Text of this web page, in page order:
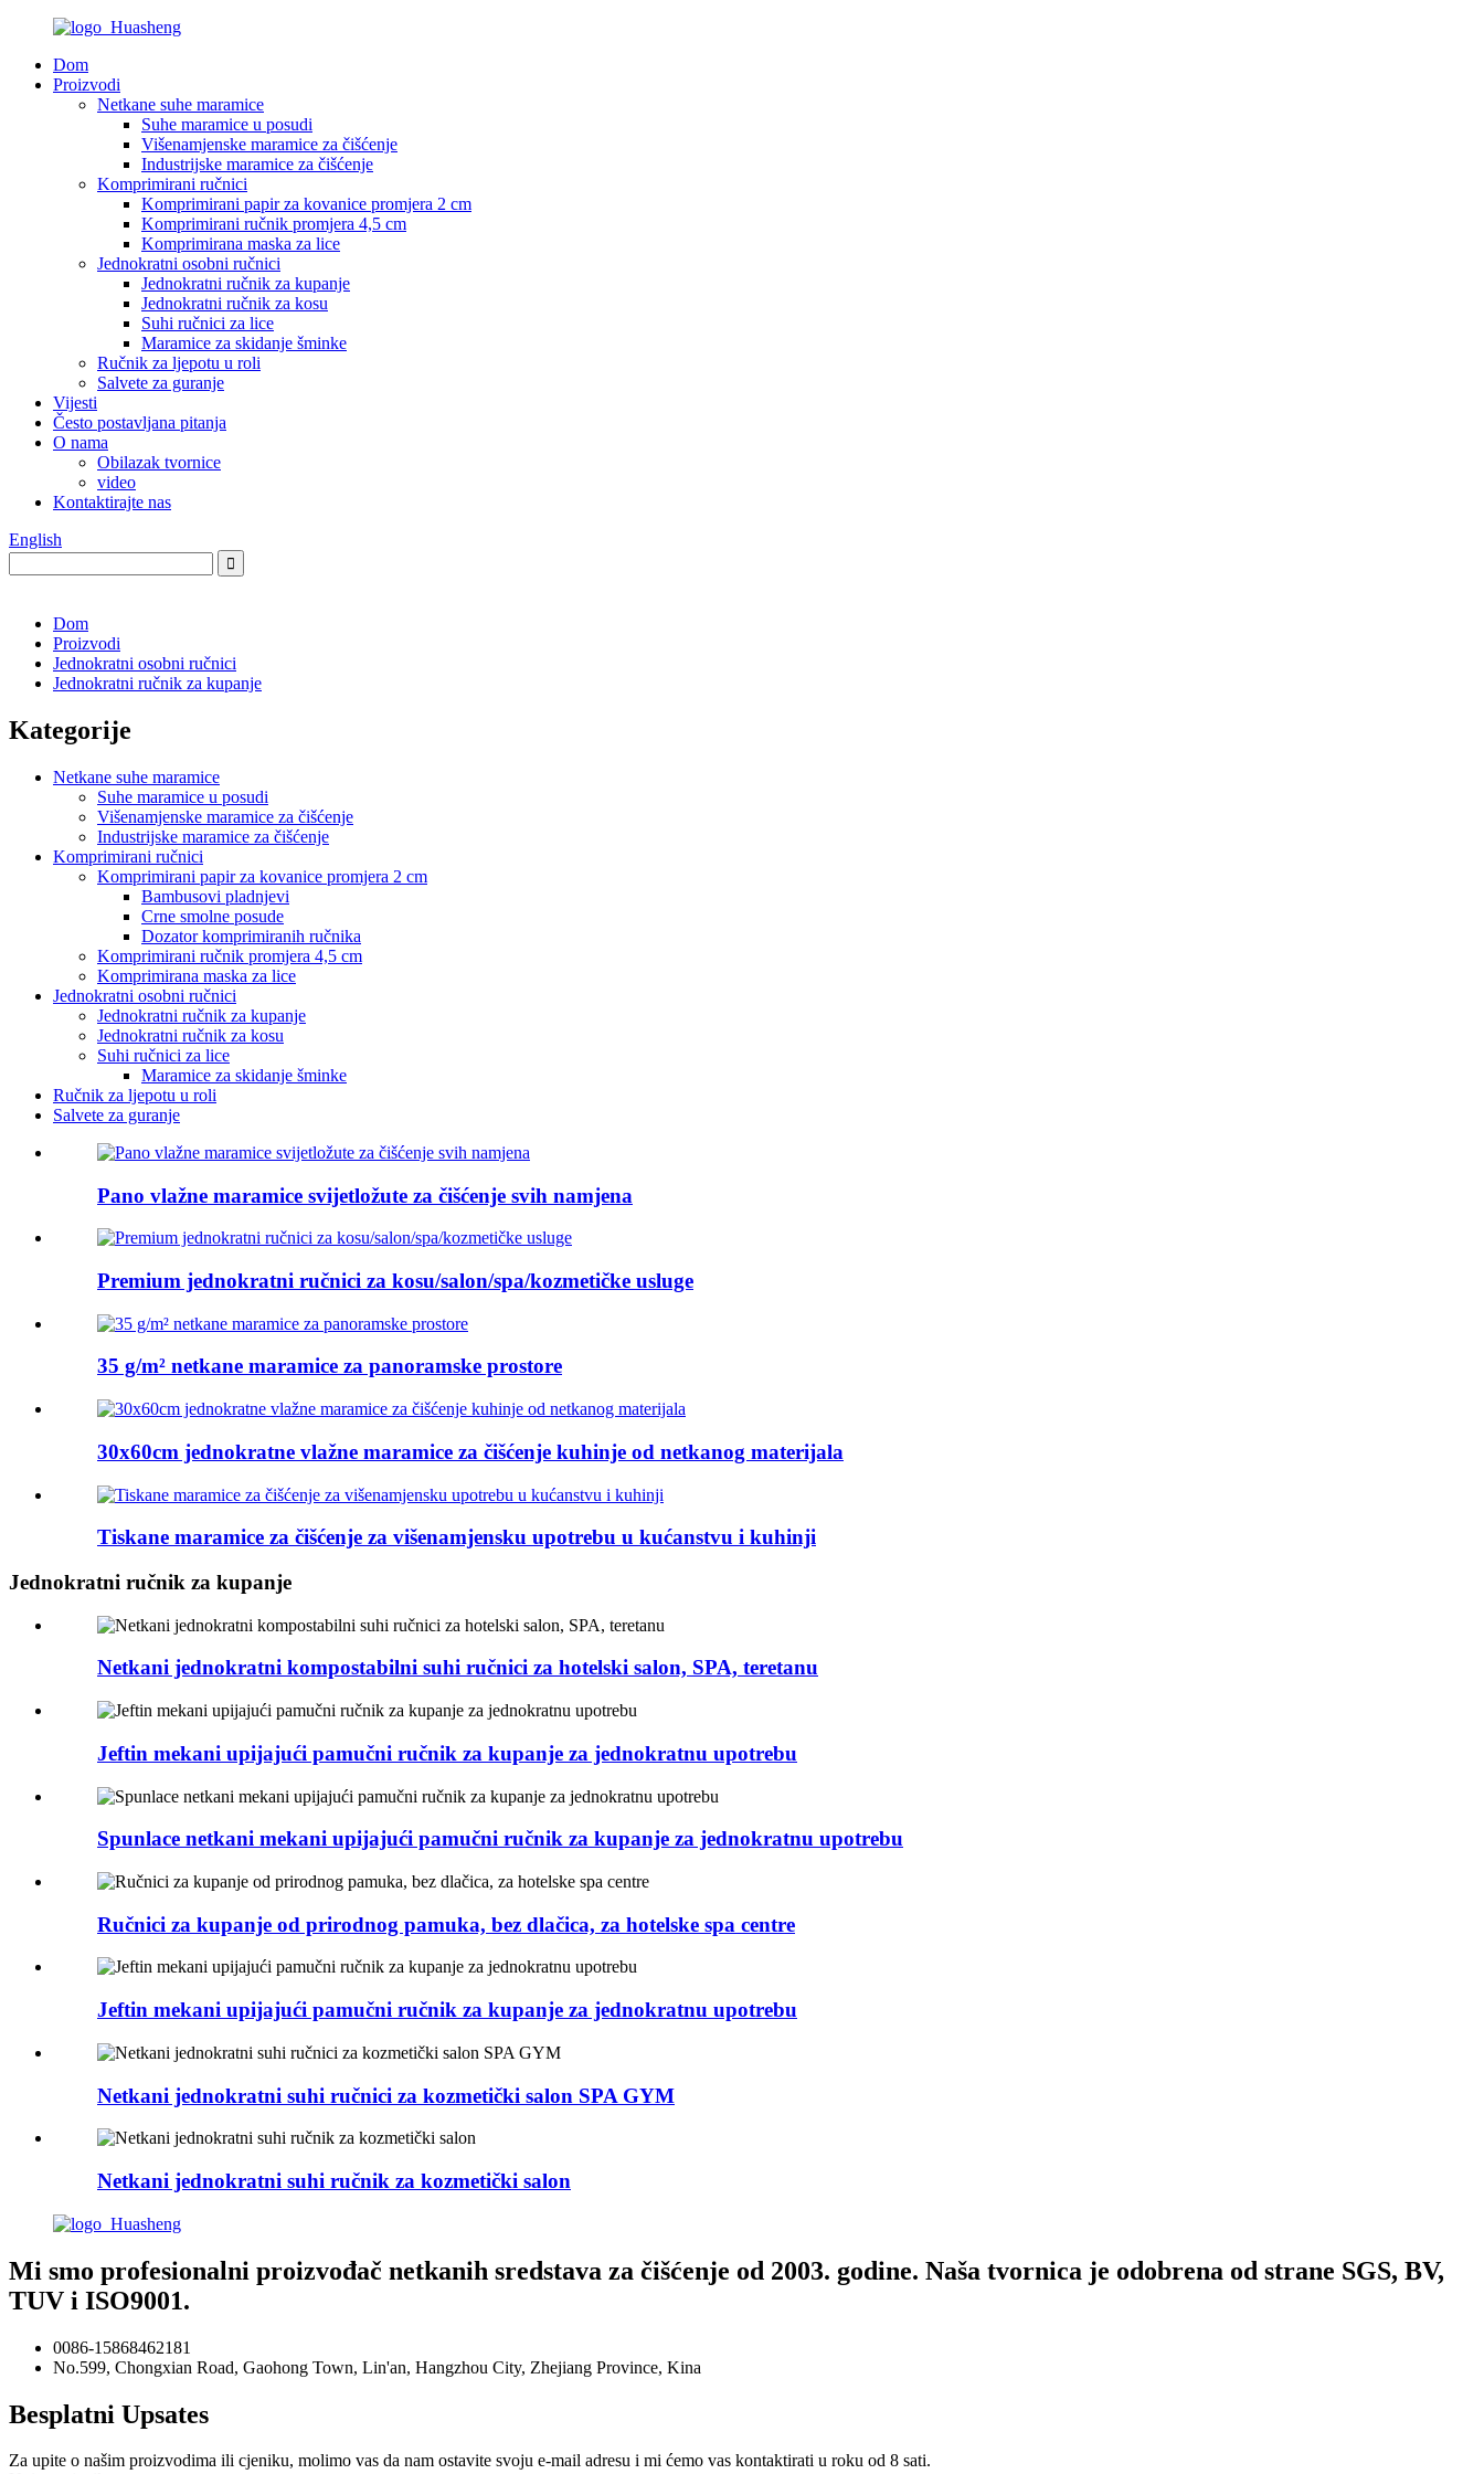
Dom
Proizvodi
Netkane suhe maramice
Suhe maramice u posudi
Višenamjenske maramice za čišćenje
Industrijske maramice za čišćenje
Komprimirani ručnici
Komprimirani papir za kovanice promjera 2 cm
Komprimirani ručnik promjera 4,5 cm
Komprimirana maska ​​za lice
Jednokratni osobni ručnici
Jednokratni ručnik za kupanje
Jednokratni ručnik za kosu
Suhi ručnici za lice
Maramice za skidanje šminke
Ručnik za ljepotu u roli
Salvete za guranje
Vijesti
Često postavljana pitanja
O nama
Obilazak tvornice
video
Kontaktirajte nas
English
Dom
Proizvodi
Jednokratni osobni ručnici
Jednokratni ručnik za kupanje
Kategorije
Netkane suhe maramice
Suhe maramice u posudi
Višenamjenske maramice za čišćenje
Industrijske maramice za čišćenje
Komprimirani ručnici
Komprimirani papir za kovanice promjera 2 cm
Bambusovi pladnjevi
Crne smolne posude
Dozator komprimiranih ručnika
Komprimirani ručnik promjera 4,5 cm
Komprimirana maska ​​za lice
Jednokratni osobni ručnici
Jednokratni ručnik za kupanje
Jednokratni ručnik za kosu
Suhi ručnici za lice
Maramice za skidanje šminke
Ručnik za ljepotu u roli
Salvete za guranje
Pano vlažne maramice svijetložute za čišćenje svih namjena
Premium jednokratni ručnici za kosu/salon/spa/kozmetičke usluge
35 g/m² netkane maramice za panoramske prostore
30x60cm jednokratne vlažne maramice za čišćenje kuhinje od netkanog materijala
Tiskane maramice za čišćenje za višenamjensku upotrebu u kućanstvu i kuhinji
Jednokratni ručnik za kupanje
Netkani jednokratni kompostabilni suhi ručnici za hotelski salon, SPA, teretanu
Jeftin mekani upijajući pamučni ručnik za kupanje za jednokratnu upotrebu
Spunlace netkani mekani upijajući pamučni ručnik za kupanje za jednokratnu upotrebu
Ručnici za kupanje od prirodnog pamuka, bez dlačica, za hotelske spa centre
Jeftin mekani upijajući pamučni ručnik za kupanje za jednokratnu upotrebu
Netkani jednokratni suhi ručnici za kozmetički salon SPA GYM
Netkani jednokratni suhi ručnik za kozmetički salon
Mi smo profesionalni proizvođač netkanih sredstava za čišćenje od 2003. godine. Naša tvornica je odobrena od strane SGS, BV,
TUV i ISO9001.
0086-15868462181
No.599, Chongxian Road, Gaohong Town, Lin'an, Hangzhou City, Zhejiang Province, Kina
Besplatni Upsates
Za upite o našim proizvodima ili cjeniku, molimo vas da nam ostavite svoju e-mail adresu i mi ćemo vas kontaktirati u roku od 8 sati.